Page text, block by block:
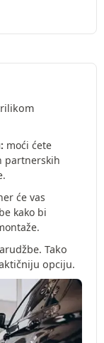
moći ćete
partnerskih
će vas
kako bi
Tako
opciju.